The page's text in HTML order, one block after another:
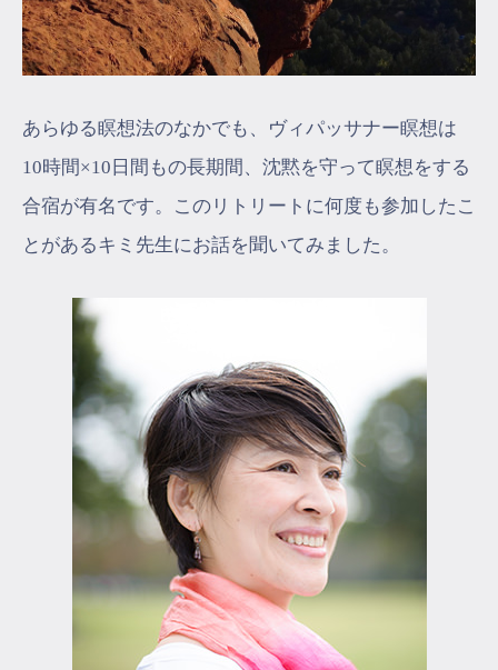
あらゆる瞑想法のなかでも、ヴィパッサナー瞑想は
10時間×10日間もの長期間、沈黙を守って瞑想をする
合宿が有名です。このリトリートに何度も参加したこ
とがあるキミ先生にお話を聞いてみました。